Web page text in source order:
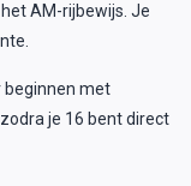
AM-rijbewijs. Je
beginnen met
je 16 bent direct